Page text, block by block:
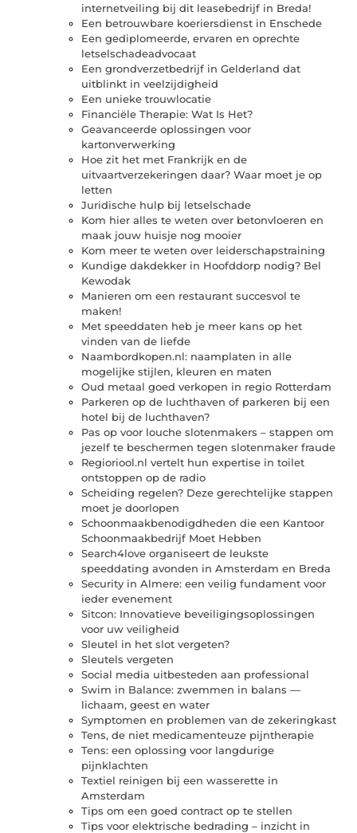
internetveiling bij dit leasebedrijf in Breda!
Een betrouwbare koeriersdienst in Enschede
Een gediplomeerde, ervaren en oprechte
letselschadeadvocaat
Een grondverzetbedrijf in Gelderland dat
uitblinkt in veelzijdigheid
Een unieke trouwlocatie
Financiële Therapie: Wat Is Het?
Geavanceerde oplossingen voor
kartonverwerking
Hoe zit het met Frankrijk en de
uitvaartverzekeringen daar? Waar moet je op
letten
Juridische hulp bij letselschade
Kom hier alles te weten over betonvloeren en
maak jouw huisje nog mooier
Kom meer te weten over leiderschapstraining
Kundige dakdekker in Hoofddorp nodig? Bel
Kewodak
Manieren om een restaurant succesvol te
maken!
Met speeddaten heb je meer kans op het
vinden van de liefde
Naambordkopen.nl: naamplaten in alle
mogelijke stijlen, kleuren en maten
Oud metaal goed verkopen in regio Rotterdam
Parkeren op de luchthaven of parkeren bij een
hotel bij de luchthaven?
Pas op voor louche slotenmakers – stappen om
jezelf te beschermen tegen slotenmaker fraude
Regioriool.nl vertelt hun expertise in toilet
ontstoppen op de radio
Scheiding regelen? Deze gerechtelijke stappen
moet je doorlopen
Schoonmaakbenodigdheden die een Kantoor
Schoonmaakbedrijf Moet Hebben
Search4love organiseert de leukste
speeddating avonden in Amsterdam en Breda
Security in Almere: een veilig fundament voor
ieder evenement
Sitcon: Innovatieve beveiligingsoplossingen
voor uw veiligheid
Sleutel in het slot vergeten?
Sleutels vergeten
Social media uitbesteden aan professional
Swim in Balance: zwemmen in balans —
lichaam, geest en water
Symptomen en problemen van de zekeringkast
Tens, de niet medicamenteuze pijntherapie
Tens: een oplossing voor langdurige
pijnklachten
Textiel reinigen bij een wasserette in
Amsterdam
Tips om een goed contract op te stellen
Tips voor elektrische bedrading – inzicht in